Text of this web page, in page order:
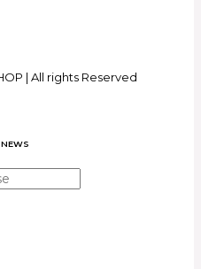
| All rights Reserved